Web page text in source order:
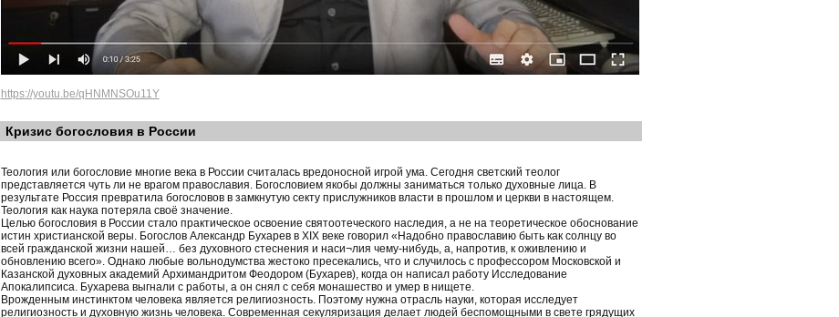
https://youtu.be/qHNMNSOu11Y
Кризис богословия в России
Теология или богословие многие века в России считалась вредоносной игрой ума. Сегодня светский теолог
представляется чуть ли не врагом православия. Богословием якобы должны заниматься только духовные лица. В
результате Россия превратила богословов в замкнутую секту прислужников власти в прошлом и церкви в настоящем.
Теология как наука потеряла своё значение.
Целью богословия в России стало практическое освоение святоотеческого наследия, а не на теоретическое обоснование
истин христианской веры. Богослов Александр Бухарев в XIX веке говорил «Надобно православию быть как солнцу во
всей гражданской жизни нашей… без духовного стеснения и наси¬лия чему-нибудь, а, напротив, к оживлению и
обновлению всего». Однако любые вольнодумства жестоко пресекались, что и случилось с профессором Московской и
Казанской духовных академий Архимандритом Феодором (Бухарев), когда он написал работу Исследование
Апокалипсиса. Бухарева выгнали с работы, а он снял с себя монашество и умер в нищете.
Врожденным инстинктом человека является религиозность. Поэтому нужна отрасль науки, которая исследует
религиозность и духовную жизнь человека. Современная секуляризация делает людей беспомощными в свете грядущих